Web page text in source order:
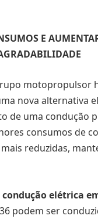
E
motopropulsor
nova alternativa
de uma condução
consumos de
mais reduzidas,
elétrica
podem ser